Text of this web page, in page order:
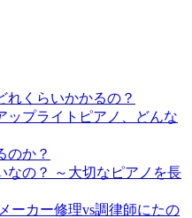
れくらいかかるの？
ップライトピアノ、どんな
のか？
なの？ ～大切なピアノを長
ーカー修理vs調律師にたの